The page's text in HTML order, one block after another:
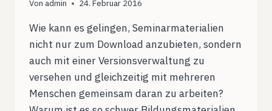
Von admin 24. Februar 2016
Wie kann es gelingen, Seminarmaterialien
nicht nur zum Download anzubieten, sondern
auch mit einer Versionsverwaltung zu
versehen und gleichzeitig mit mehreren
Menschen gemeinsam daran zu arbeiten?